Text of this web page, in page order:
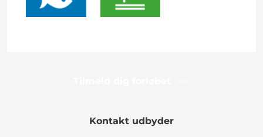
Kontakt udbyder